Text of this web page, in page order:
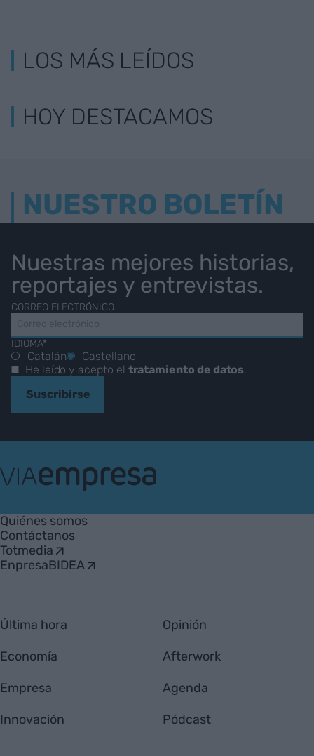
LOS MÁS LEÍDOS
HOY DESTACAMOS
NUESTRO BOLETÍN
Nuestras mejores historias,
reportajes y entrevistas.
CORREO ELECTRÓNICO
IDIOMA*
Catalán
Castellano
He leído y acepto el tratamiento de datos.
Suscribirse
Empresa
Quiénes somos
Contáctanos
Totmedia
EnpresaBIDEA
Última hora
Economía
Empresa
Innovación
Opinión
Afterwork
Agenda
Pódcast